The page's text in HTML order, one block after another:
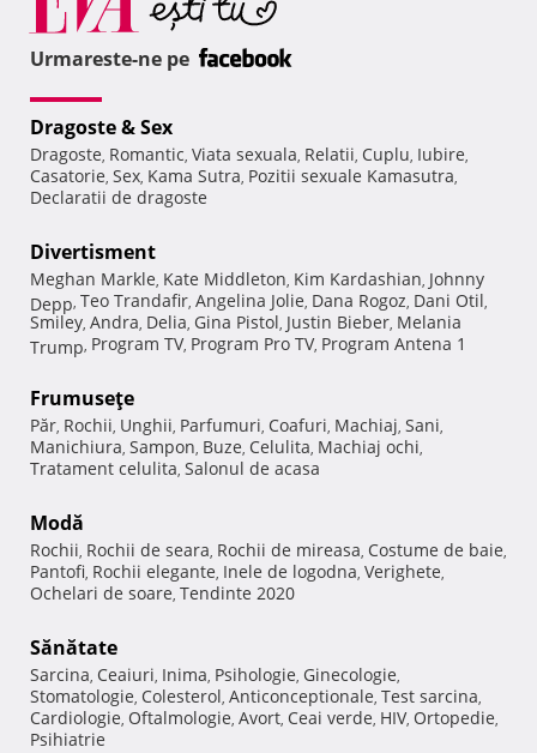
Urmareste-ne pe
Dragoste & Sex
Dragoste, Romantic, Viata sexuala, Relatii, Cuplu, Iubire,
Casatorie, Sex, Kama Sutra, Pozitii sexuale Kamasutra,
Declaratii de dragoste
Divertisment
Meghan Markle, Kate Middleton, Kim Kardashian, Johnny
Depp, Teo Trandafir, Angelina Jolie, Dana Rogoz, Dani Otil,
Smiley, Andra, Delia, Gina Pistol, Justin Bieber, Melania
Trump, Program TV, Program Pro TV, Program Antena 1
Frumuseţe
Păr, Rochii, Unghii, Parfumuri, Coafuri, Machiaj, Sani,
Manichiura, Sampon, Buze, Celulita, Machiaj ochi,
Tratament celulita, Salonul de acasa
Modă
Rochii, Rochii de seara, Rochii de mireasa, Costume de baie,
Pantofi, Rochii elegante, Inele de logodna, Verighete,
Ochelari de soare, Tendinte 2020
Sănătate
Sarcina, Ceaiuri, Inima, Psihologie, Ginecologie,
Stomatologie, Colesterol, Anticonceptionale, Test sarcina,
Cardiologie, Oftalmologie, Avort, Ceai verde, HIV, Ortopedie,
Psihiatrie